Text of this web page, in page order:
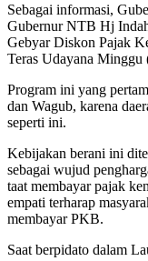
Sebagai informasi,
Gubernur NTB Hj
Gebyar Diskon Pajak
Teras Udayana Minggu
Program ini yang
dan Wagub, karena
seperti ini.
Kebijakan berani ini
sebagai wujud
taat membayar pajak
empati terharap
membayar PKB.
Saat berpidato dalam